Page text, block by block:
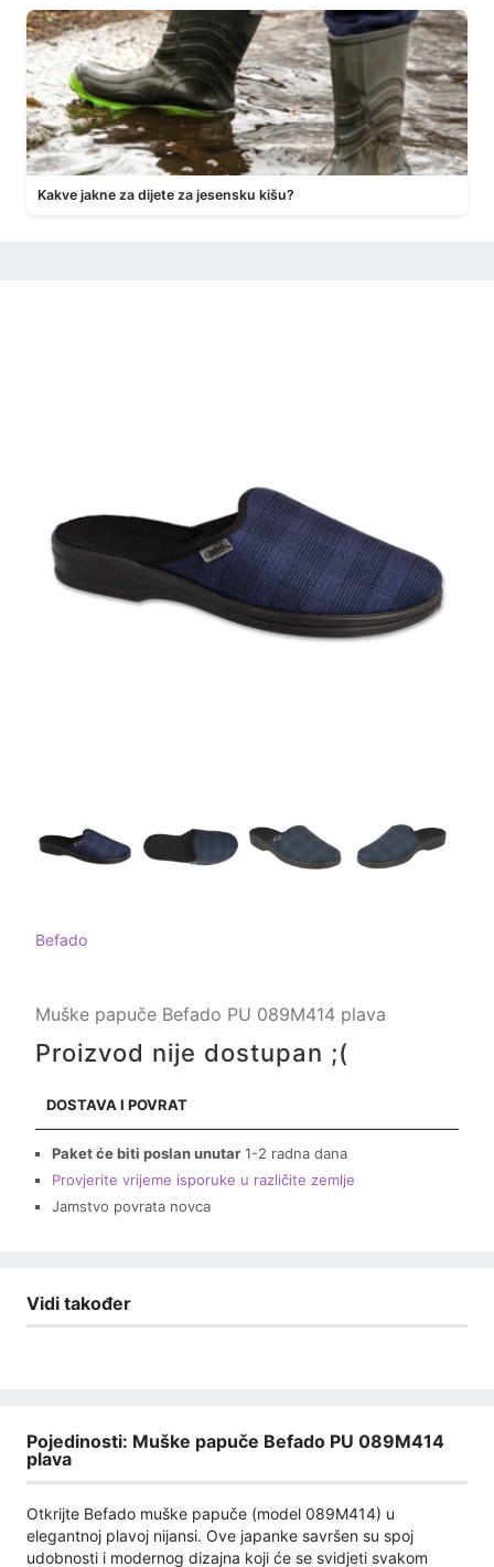
Kakve jakne za dijete za jesensku kišu?
Befado
Muške papuče Befado PU 089M414 plava
Proizvod nije dostupan ;(
DOSTAVA I POVRAT
Paket će biti poslan unutar 1-2 radna dana
Provjerite vrijeme isporuke u različite zemlje
Jamstvo povrata novca
Vidi također
Pojedinosti: Muške papuče Befado PU 089M414
plava
Otkrijte Befado muške papuče (model 089M414) u
elegantnoj plavoj nijansi. Ove japanke savršen su spoj
udobnosti i modernog dizajna koji će se svidjeti svakom